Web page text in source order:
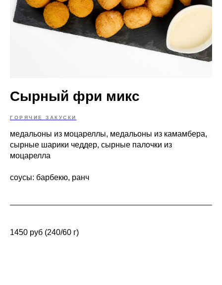
Сырный фри микс
ГОРЯЧИЕ ЗАКУСКИ
медальоны из моцареллы, медальоны из камамбера,
сырные шарики чеддер, сырные палочки из
моцарелла
соусы: барбекю, ранч
1450 руб (240/60 г)